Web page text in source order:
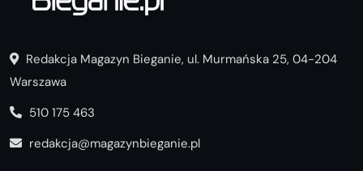
Redakcja Magazyn Bieganie, ul. Murmańska 25, 04-204
Warszawa
510 175 463
redakcja@magazynbieganie.pl